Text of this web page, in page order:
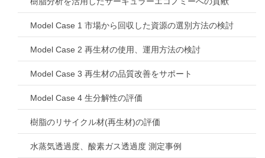
Model Case 1 市場から回収した資源の選別方法の検討
Model Case 2 再生材の使用、運用方法の検討
Model Case 3 再生材の品質改善をサポート
Model Case 4 生分解性の評価
樹脂のリサイクル材(再生材)の評価
水蒸気透過度、酸素ガス透過度 測定事例